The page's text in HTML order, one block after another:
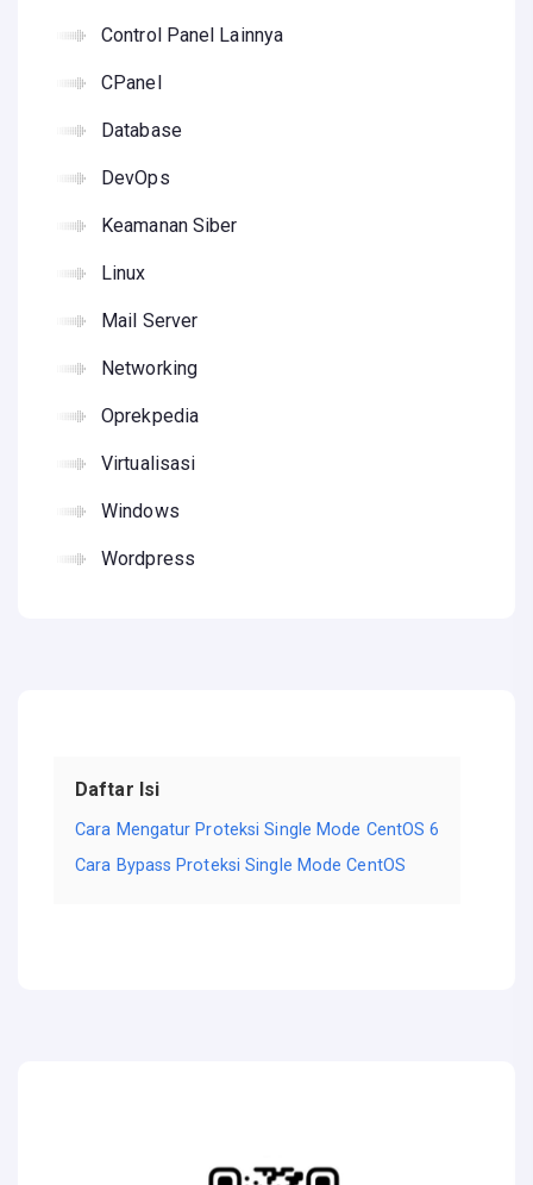
Control Panel Lainnya
CPanel
Database
DevOps
Keamanan Siber
Linux
Mail Server
Networking
Oprekpedia
Virtualisasi
Windows
Wordpress
Daftar Isi
Cara Mengatur Proteksi Single Mode CentOS 6
Cara Bypass Proteksi Single Mode CentOS